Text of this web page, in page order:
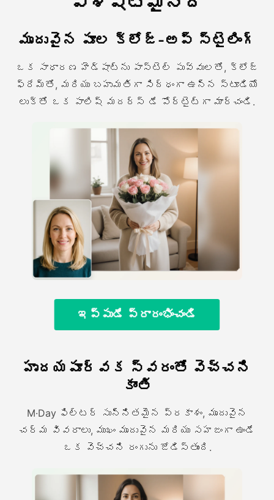
మృదువైన పూల క్లోజ్-అప్ స్టైలింగ్
ఒక సాధారణ హెడ్షాట్ను పాస్టెల్ పువ్వులతో, క్లోజ్
ఫ్రేమ్తో, మరియు బహుమతిగా సిద్ధంగా ఉన్న స్టూడియో
లుక్తో ఒక పాలిష్ మదర్స్ డే పోర్టైట్గా మార్చండి.
ఇప్పుడే ప్రారంభించండి
హృదయపూర్వక స్వరంతో వెచ్చని
కాంతి
M·Day ఫిల్టర్ సున్నితమైన ప్రకాశం, మృదువైన
చర్మ వివరాలు, ముఖం మృదువైన మరియు సహజంగా ఉండే
ఒక వెచ్చని రంగును జోడిస్తుంది.